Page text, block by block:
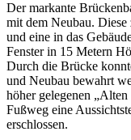
Der markante
mit dem Neubau.
und eine in das
Fenster in 15 Metern
Durch die Brücke
und Neubau bewahrt
höher gelegenen
Fußweg eine
erschlossen.